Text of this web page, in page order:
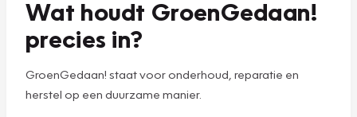
Wat houdt GroenGedaan!
precies in?
GroenGedaan! staat voor onderhoud, reparatie en
herstel op een duurzame manier.